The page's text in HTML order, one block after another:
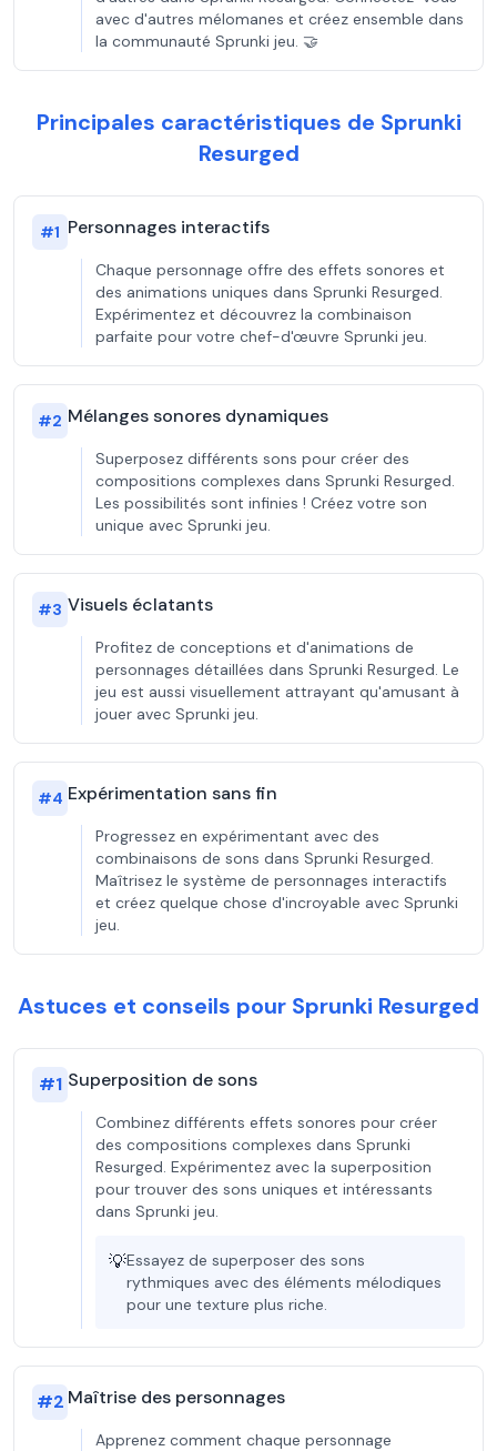
avec d'autres mélomanes et créez ensemble dans
la communauté Sprunki jeu. 🤝
Principales caractéristiques de Sprunki
Resurged
#1 Personnages interactifs
Chaque personnage offre des effets sonores et
des animations uniques dans Sprunki Resurged.
Expérimentez et découvrez la combinaison
parfaite pour votre chef-d'œuvre Sprunki jeu.
#2 Mélanges sonores dynamiques
Superposez différents sons pour créer des
compositions complexes dans Sprunki Resurged.
Les possibilités sont infinies ! Créez votre son
unique avec Sprunki jeu.
#3 Visuels éclatants
Profitez de conceptions et d'animations de
personnages détaillées dans Sprunki Resurged. Le
jeu est aussi visuellement attrayant qu'amusant à
jouer avec Sprunki jeu.
#4 Expérimentation sans fin
Progressez en expérimentant avec des
combinaisons de sons dans Sprunki Resurged.
Maîtrisez le système de personnages interactifs
et créez quelque chose d'incroyable avec Sprunki
jeu.
Astuces et conseils pour Sprunki Resurged
#1 Superposition de sons
Combinez différents effets sonores pour créer
des compositions complexes dans Sprunki
Resurged. Expérimentez avec la superposition
pour trouver des sons uniques et intéressants
dans Sprunki jeu.
💡Essayez de superposer des sons
rythmiques avec des éléments mélodiques
pour une texture plus riche.
#2 Maîtrise des personnages
Apprenez comment chaque personnage